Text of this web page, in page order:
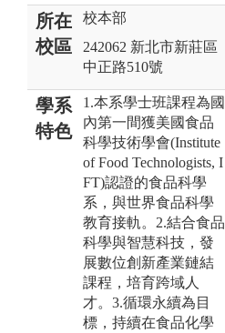
所在
校區
校本部
242062 新北市新莊區
中正路510號
學系
特色
1.本系學士班課程為國
內第一間獲美國食品
科學技術學會(Institute
of Food Technologists, I
FT)認證的食品科學
系，與世界食品科學
教育接軌。2.結合食品
科學與智慧科技，發
展數位創新產業鏈結
課程，培育跨域人
才。3.循環永續為目
標，持續在食品化學